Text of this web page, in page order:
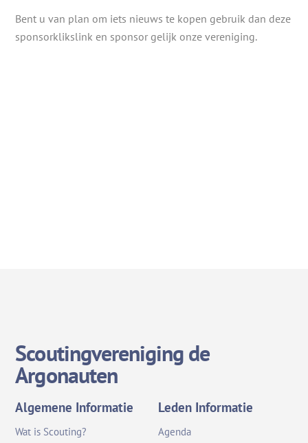
Bent u van plan om iets nieuws te kopen gebruik dan deze
sponsorklikslink en sponsor gelijk onze vereniging.
Scoutingvereniging de
Argonauten
Algemene Informatie
Wat is Scouting?
Leden Informatie
Agenda